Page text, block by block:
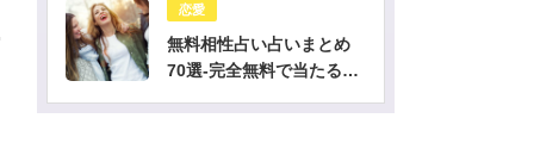
恋愛
無料相性占い占いまとめ
70選-完全無料で当たる占